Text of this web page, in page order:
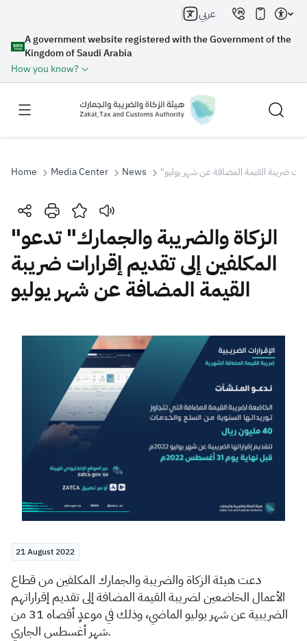
A government website registered with the Government of the
Kingdom of Saudi Arabia
How you know?
عربي
Search
Search Search AI
Suggestions
Zakat Customs VAT
Tax Declaration
Real Estate Transactions
Home Media Center News ضريبة القيمة المضافة عن شهر يوليو
"الزكاة والضريبة والجمارك" تدعو
المكلفين إلى تقديم إقرارات ضريبة
القيمة المضافة عن شهر يوليو
21 August 2022
دعت هيئة الزكاة والضريبة والجمارك المكلفين من قطاع
الأعمال الخاضعين لضريبة القيمة المضافة إلى تقديم إقراراتهم
الضريبية عن شهر يوليو الماضي، وذلك في موعدٍ أقصاه 31 من
شهر أغسطس الجاري.